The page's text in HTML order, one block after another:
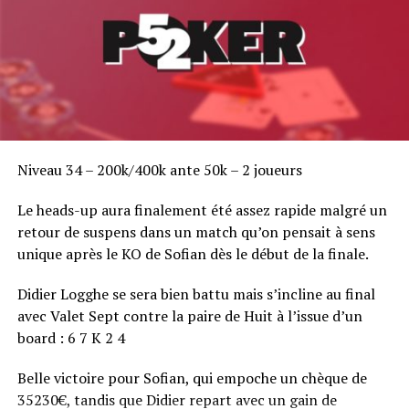
Mostafani Chajaeddin 29 600
Kristoffer Edberg 29 400
Natalia Nikitina 29 000
Nicolo Calia 28 000
Emmanuel Rapinier 26 800
William Goeta 25 400
Stéphane Benadiba 21 500
Julien Antoine 16 300
Marvin Rettenmaier 15 800
Gilbert Diaz 13 100
Philippe Ktorza 12 600
Michaël Juliano 12 000
Anthony Lefevre 11 700
Guy Halimi 10 500
Marc Levasseur 9 900
Maxim Lykov 7,300
Niveau 34 – 200k/400k ante 50k – 2 joueurs
Le heads-up aura finalement été assez rapide malgré un
retour de suspens dans un match qu’on pensait à sens
unique après le KO de Sofian dès le début de la finale.
Didier Logghe se sera bien battu mais s’incline au final
avec Valet Sept contre la paire de Huit à l’issue d’un
board : 6 7 K 2 4
Belle victoire pour Sofian, qui empoche un chèque de
35230€, tandis que Didier repart avec un gain de